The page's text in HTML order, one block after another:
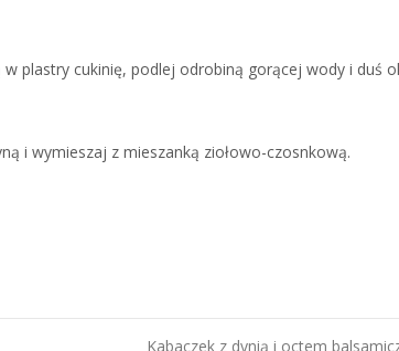
plastry cukinię, podlej odrobiną gorącej wody i duś
i wymieszaj z mieszanką ziołowo-czosnkową.
Kabaczek z dynią i octem